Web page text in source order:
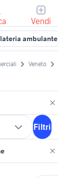
Vendi
ambulante
Veneto
Filtri